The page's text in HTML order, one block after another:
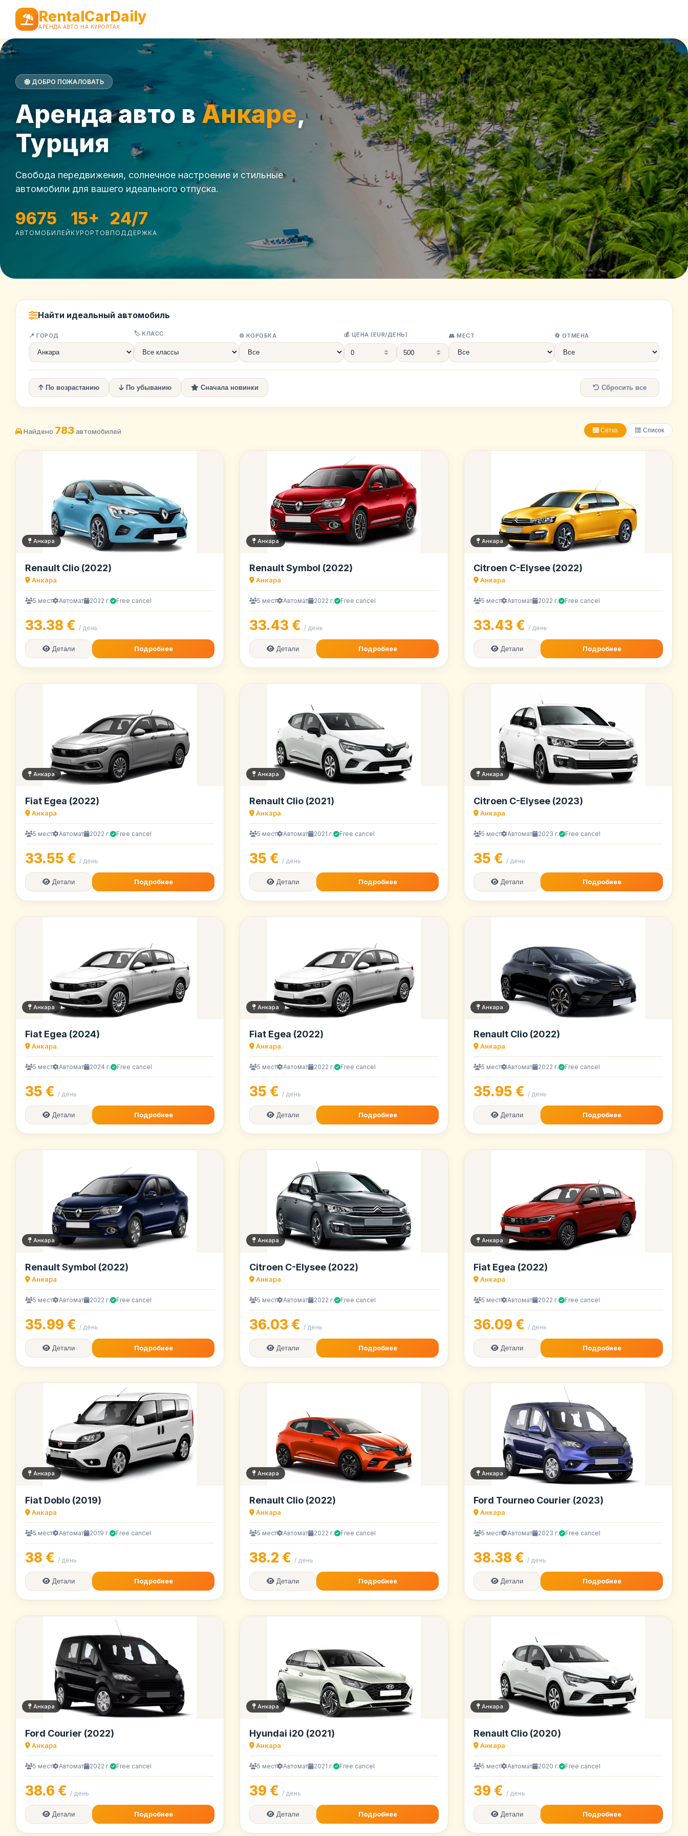
RentalCarDaily
АРЕНДА АВТО НА КУРОРТАХ
ДОБРО ПОЖАЛОВАТЬ
Аренда авто в Анкаре,
Турция
Свобода передвижения, солнечное настроение и стильные
автомобили для вашего идеального отпуска.
9675
АВТОМОБИЛЕЙ
15+
КУРОРТОВ
24/7
ПОДДЕРЖКА
Найти идеальный автомобиль
📍 ГОРОД 🏷️ КЛАСС ⚙️ КОРОБКА 💰 ЦЕНА (EUR/ДЕНЬ) 👥 МЕСТ 🔄 ОТМЕНА
По возрастанию По убыванию Сначала новинки Сбросить все
Найдено 783автомобилей Сетка Список
Анкара
Renault Clio (2022)
Анкара
5 мест Автомат 2022 г. Free cancel
33.38 € / день
Детали Подробнее
Анкара
Renault Symbol (2022)
Анкара
5 мест Автомат 2022 г. Free cancel
33.43 € / день
Детали Подробнее
Анкара
Citroen C-Elysee (2022)
Анкара
5 мест Автомат 2022 г. Free cancel
33.43 € / день
Детали Подробнее
Анкара
Fiat Egea (2022)
Анкара
5 мест Автомат 2022 г. Free cancel
33.55 € / день
Детали Подробнее
Анкара
Renault Clio (2021)
Анкара
5 мест Автомат 2021 г. Free cancel
35 € / день
Детали Подробнее
Анкара
Citroen C-Elysee (2023)
Анкара
5 мест Автомат 2023 г. Free cancel
35 € / день
Детали Подробнее
Анкара
Fiat Egea (2024)
Анкара
5 мест Автомат 2024 г. Free cancel
35 € / день
Детали Подробнее
Анкара
Fiat Egea (2022)
Анкара
5 мест Автомат 2022 г. Free cancel
35 € / день
Детали Подробнее
Анкара
Renault Clio (2022)
Анкара
5 мест Автомат 2022 г. Free cancel
35.95 € / день
Детали Подробнее
Анкара
Renault Symbol (2022)
Анкара
5 мест Автомат 2022 г. Free cancel
35.99 € / день
Детали Подробнее
Анкара
Citroen C-Elysee (2022)
Анкара
5 мест Автомат 2022 г. Free cancel
36.03 € / день
Детали Подробнее
Анкара
Fiat Egea (2022)
Анкара
5 мест Автомат 2022 г. Free cancel
36.09 € / день
Детали Подробнее
Анкара
Fiat Doblo (2019)
Анкара
5 мест Автомат 2019 г. Free cancel
38 € / день
Детали Подробнее
Анкара
Renault Clio (2022)
Анкара
5 мест Автомат 2022 г. Free cancel
38.2 € / день
Детали Подробнее
Анкара
Ford Tourneo Courier (2023)
Анкара
5 мест Автомат 2023 г. Free cancel
38.38 € / день
Детали Подробнее
Анкара
Ford Courier (2022)
Анкара
5 мест Автомат 2022 г. Free cancel
38.6 € / день
Детали Подробнее
Анкара
Hyundai i20 (2021)
Анкара
5 мест Автомат 2021 г. Free cancel
39 € / день
Детали Подробнее
Анкара
Renault Clio (2020)
Анкара
5 мест Автомат 2020 г. Free cancel
39 € / день
Детали Подробнее